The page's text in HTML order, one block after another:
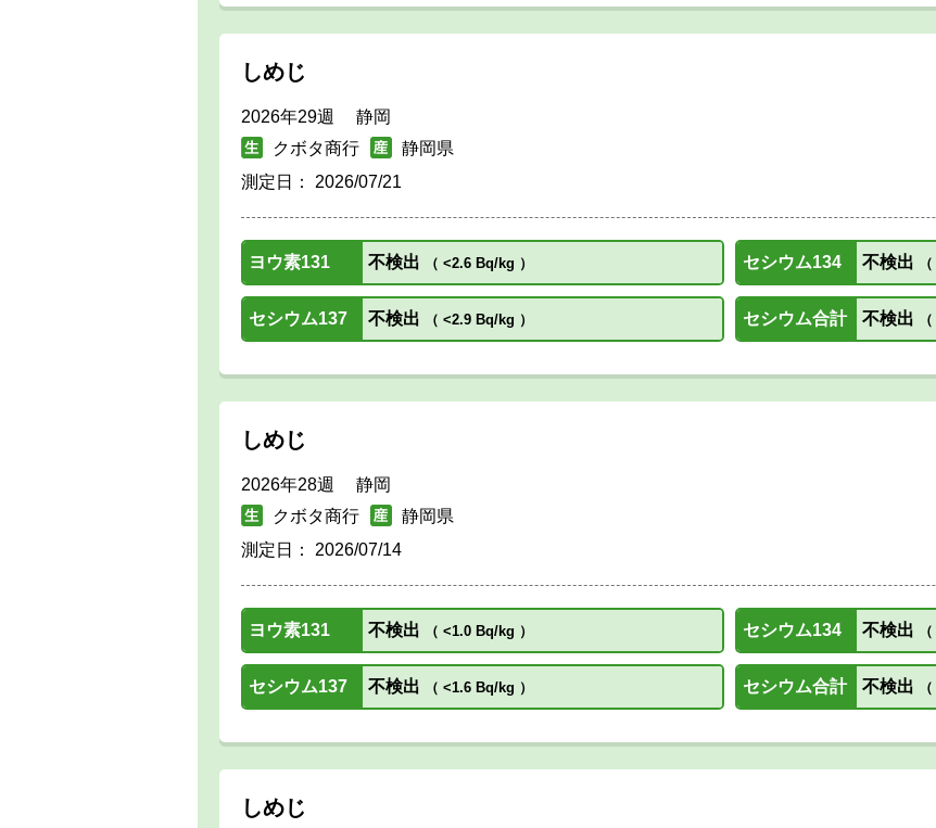
しめじ
2026年29週 静岡
クボタ商行
静岡県
測定日： 2026/07/21
ヨウ素131 不検出 （ <2.6 Bq/kg ） セシウム134 不検出 （
セシウム137 不検出 （ <2.9 Bq/kg ） セシウム合計 不検出 （
しめじ
2026年28週 静岡
クボタ商行
静岡県
測定日： 2026/07/14
ヨウ素131 不検出 （ <1.0 Bq/kg ） セシウム134 不検出 （
セシウム137 不検出 （ <1.6 Bq/kg ） セシウム合計 不検出 （
しめじ